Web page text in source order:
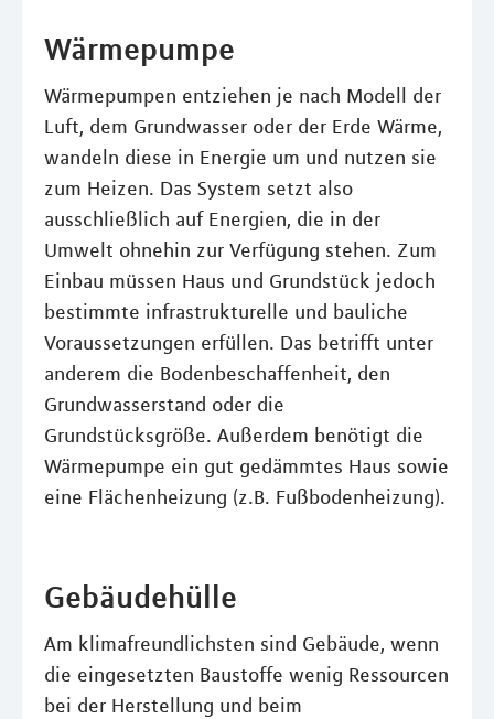
Wärmepumpe
Wärmepumpen entziehen je nach Modell der
Luft, dem Grundwasser oder der Erde Wärme,
wandeln diese in Energie um und nutzen sie
zum Heizen. Das System setzt also
ausschließlich auf Energien, die in der
Umwelt ohnehin zur Verfügung stehen. Zum
Einbau müssen Haus und Grundstück jedoch
bestimmte infrastrukturelle und bauliche
Voraussetzungen erfüllen. Das betrifft unter
anderem die Bodenbeschaffenheit, den
Grundwasserstand oder die
Grundstücksgröße. Außerdem benötigt die
Wärmepumpe ein gut gedämmtes Haus sowie
eine Flächenheizung (z.B. Fußbodenheizung).
Gebäudehülle
Am klimafreundlichsten sind Gebäude, wenn
die eingesetzten Baustoffe wenig Ressourcen
bei der Herstellung und beim